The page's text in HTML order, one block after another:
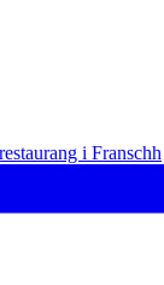
i Franschh